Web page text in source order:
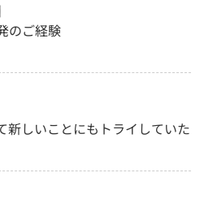
のご経験
新しいことにもトライしていた